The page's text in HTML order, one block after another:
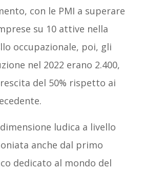
con le PMI a superare
su 10 attive nella
occupazionale, poi, gli
nel 2022 erano 2.400,
del 50% rispetto ai
ludica a livello
anche dal primo
dedicato al mondo del